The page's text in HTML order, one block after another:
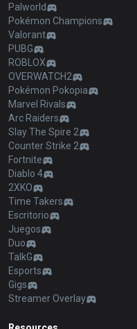
Palworld
Pokémon Champions
Valorant
PUBG
ROBLOX
OVERWATCH2
Pokémon Pokopia
Marvel Rivals
Arc Raiders
Slay The Spire 2
Counter Strike 2
Fortnite
Diablo 4
2XKO
Time Takers
Escritorio
Juegos
Duo
TalkG
Esports
Gigs
Streamer Overlay